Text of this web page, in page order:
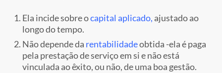
Ela incide sobre ocapital aplicado, ajustado ao
longo do tempo.
Não depende da rentabilidadeobtida -ela é paga
pela prestação de serviço em si e não está
vinculada ao êxito, ou não, de uma boa gestão.